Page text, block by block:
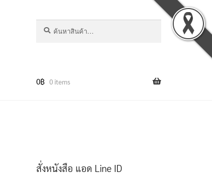
0฿ 0 items
สั่งหนังสือ แอด Line ID